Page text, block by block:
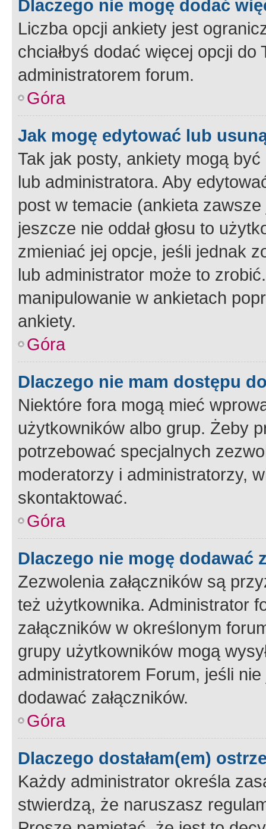
Dlaczego nie mogę dodać
Liczba opcji ankiety jest
chciałbyś dodać więcej opcji
administratorem forum.
Góra
Jak mogę edytować lub
Tak jak posty, ankiety mogą
lub administratora. Aby
post w temacie (ankieta
jeszcze nie oddał głosu to
zmieniać jej opcje, jeśli jednak
lub administrator może to
manipulowanie w ankietach
ankiety.
Góra
Dlaczego nie mam dostępu
Niektóre fora mogą mieć
użytkowników albo grup. Żeby
potrzebować specjalnych
moderatorzy i administratorzy,
skontaktować.
Góra
Dlaczego nie mogę dodawać
Zezwolenia załączników są
też użytkownika. Administrator
załączników w określonym
grupy użytkowników mogą
administratorem Forum, jeśli
dodawać załączników.
Góra
Dlaczego dostałam(em)
Każdy administrator określa
stwierdzą, że naruszasz